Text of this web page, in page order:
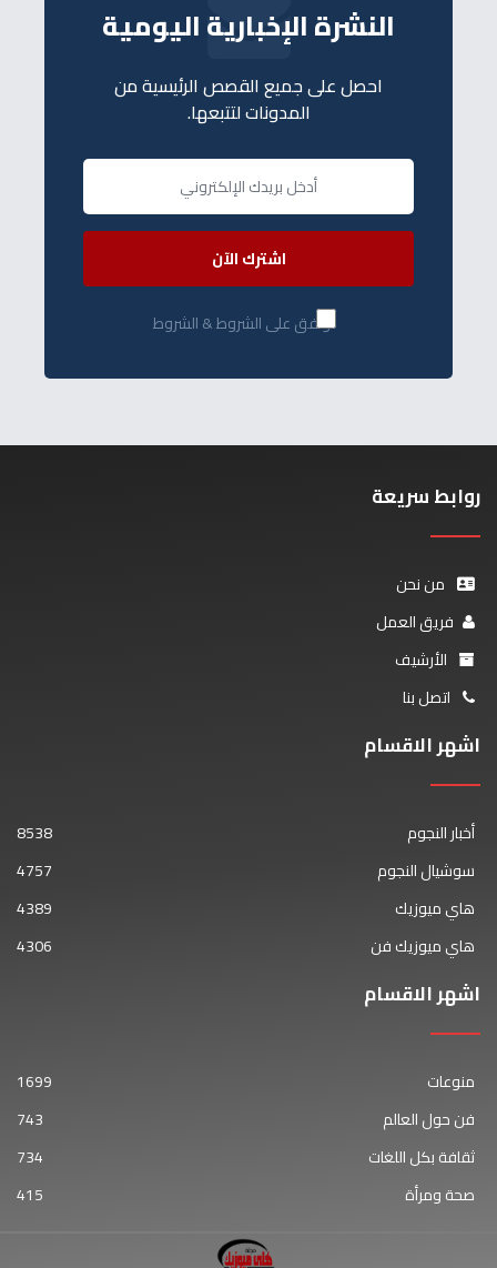
النشرة الإخبارية اليومية
احصل على جميع القصص الرئيسية من
المدونات لتتبعها.
اشترك الآن
أوافق على الشروط & الشروط
روابط سريعة
من نحن
فريق العمل
الأرشيف
اتصل بنا
اشهر الاقسام
أخبار النجوم
8538
سوشيال النجوم
4757
هاي ميوزيك
4389
هاي ميوزيك فن
4306
اشهر الاقسام
منوعات
1699
فن حول العالم
743
ثقافة بكل اللغات
734
صحة ومرأة
415